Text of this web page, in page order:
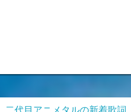
二代目アニメタルの新着歌詞